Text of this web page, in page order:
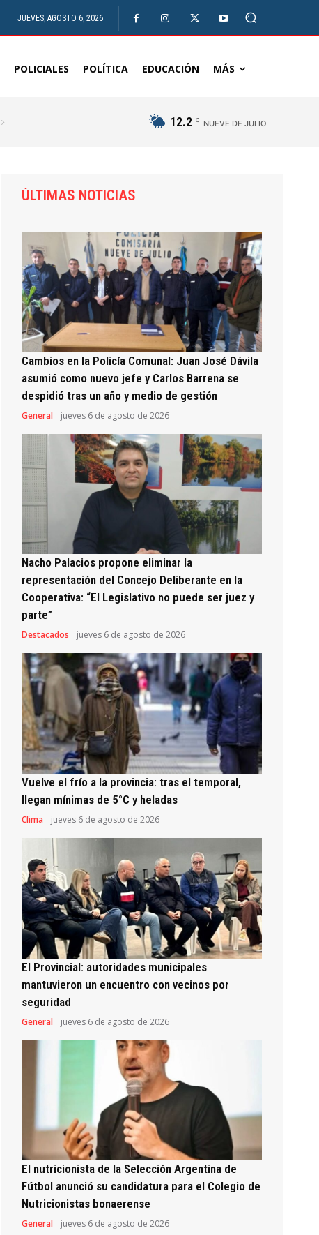
JUEVES, AGOSTO 6, 2026
POLICIALES POLÍTICA EDUCACIÓN MÁS
12.2 C NUEVE DE JULIO
ÚLTIMAS NOTICIAS
Cambios en la Policía Comunal: Juan José Dávila
asumió como nuevo jefe y Carlos Barrena se
despidió tras un año y medio de gestión
General jueves 6 de agosto de 2026
Nacho Palacios propone eliminar la
representación del Concejo Deliberante en la
Cooperativa: “El Legislativo no puede ser juez y
parte”
Destacados jueves 6 de agosto de 2026
Vuelve el frío a la provincia: tras el temporal,
llegan mínimas de 5°C y heladas
Clima jueves 6 de agosto de 2026
El Provincial: autoridades municipales
mantuvieron un encuentro con vecinos por
seguridad
General jueves 6 de agosto de 2026
El nutricionista de la Selección Argentina de
Fútbol anunció su candidatura para el Colegio de
Nutricionistas bonaerense
General jueves 6 de agosto de 2026